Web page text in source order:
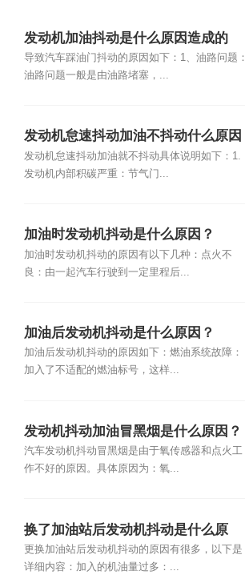
发动机加油抖动是什么原因造成的
导致汽车踩油门抖动的原因如下：1、油路问题：
油路问题一般是由油路堵塞，...
发动机怠速抖动加油不抖动什么原因
发动机怠速抖动加油就不抖动具体说明如下：1.
发动机内部积碳严重：节气门...
加油时发动机抖动是什么原因？
加油时发动机抖动的原因有以下几种：点火不
良：由一起汽车行驶到一定里程后...
加油后发动机抖动是什么原因？
加油后发动机抖动的原因如下：燃油系统故障：
加入了不适配的燃油标号，这样...
发动机抖动加油冒黑烟是什么原因？
汽车发动机抖动冒黑烟是由于氧传感器和点火工
作不好的原因。具体原因为：氧...
换了加油站后发动机抖动是什么原
因？
更换加油站后发动机抖动的原因有很多，以下是
详细内容：加入的机油量过多：...